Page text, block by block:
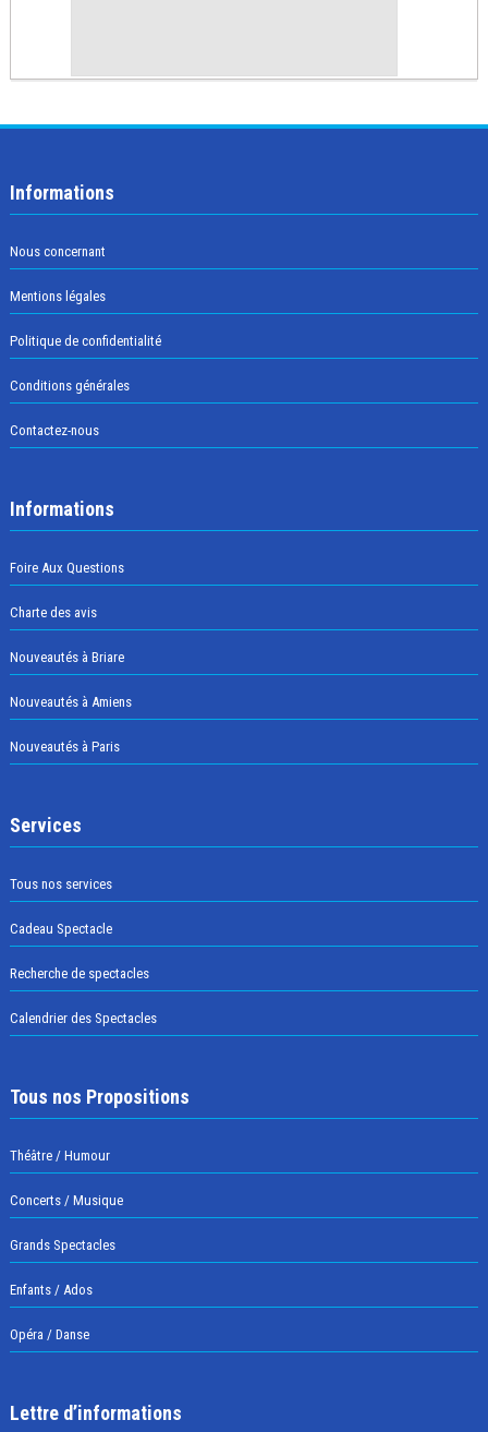
Informations
Nous concernant
Mentions légales
Politique de confidentialité
Conditions générales
Contactez-nous
Informations
Foire Aux Questions
Charte des avis
Nouveautés à Briare
Nouveautés à Amiens
Nouveautés à Paris
Services
Tous nos services
Cadeau Spectacle
Recherche de spectacles
Calendrier des Spectacles
Tous nos Propositions
Théâtre / Humour
Concerts / Musique
Grands Spectacles
Enfants / Ados
Opéra / Danse
Lettre d’informations